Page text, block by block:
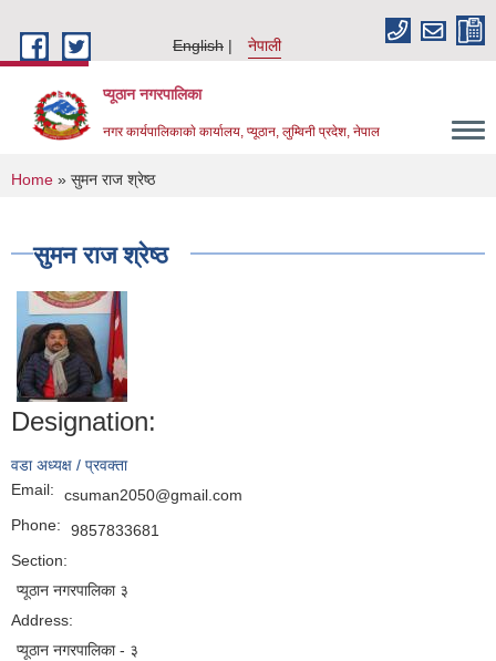
English
नेपाली
प्यूठान नगरपालिका
नगर कार्यपालिकाकाे कार्यालय, प्यूठान, लुम्विनी प्रदेश, नेपाल
You are here
Home » सुमन राज श्रेष्ठ
सुमन राज श्रेष्ठ
Designation:
वडा अध्यक्ष / प्रवक्ता
Email:
csuman2050@gmail.com
Phone:
9857833681
Section:
प्यूठान नगरपालिका ३
Address:
प्यूठान नगरपालिका - ३